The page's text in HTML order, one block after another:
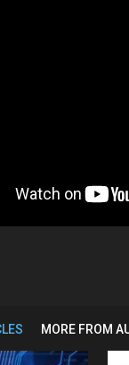
MORE FROM